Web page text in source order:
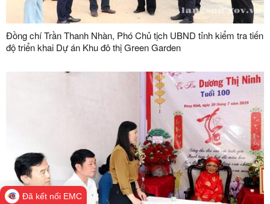
Đồng chí Trần Thanh Nhàn, Phó Chủ tịch UBND tỉnh kiểm tra tiến
độ triển khai Dự án Khu đô thị Green Garden
Đã kết nối EMC